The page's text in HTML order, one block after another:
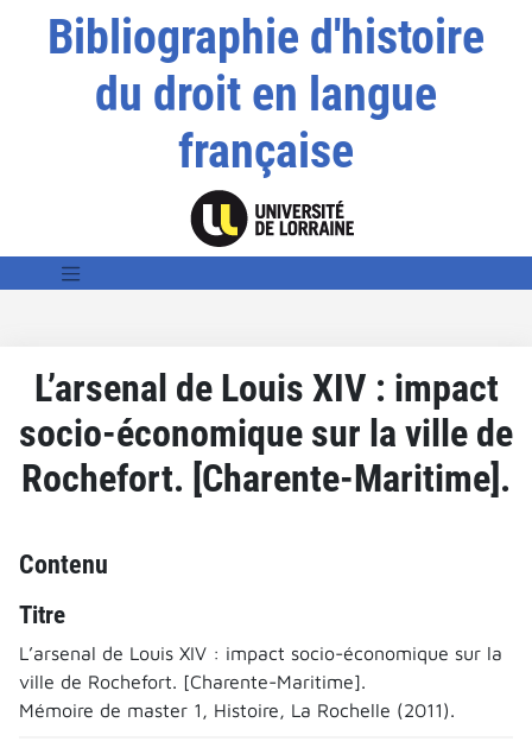
Bibliographie d'histoire
du droit en langue
française
L’arsenal de Louis XIV : impact
socio-économique sur la ville de
Rochefort. [Charente-Maritime].
Contenu
Titre
L’arsenal de Louis XIV : impact socio-économique sur la
ville de Rochefort. [Charente-Maritime].
Mémoire de master 1, Histoire, La Rochelle (2011).